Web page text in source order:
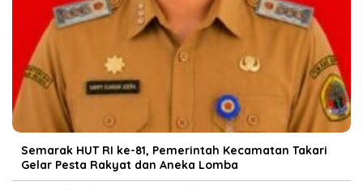
Semarak HUT RI ke-81, Pemerintah Kecamatan Takari
Gelar Pesta Rakyat dan Aneka Lomba